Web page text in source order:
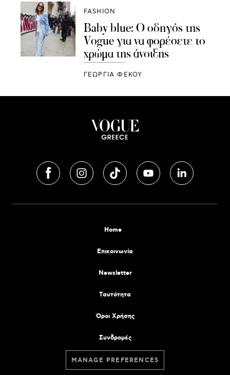
FASHION
Baby blue: Ο οδηγός της
Vogue για να φορέσετε το
χρώμα της άνοιξης
ΓΕΩΡΓΙΑ ΦΕΚΟΥ
Home
Επικοινωνία
Newsletter
Tαυτότητα
Όροι Χρήσης
Συνδρομές
MANAGE PREFERENCES